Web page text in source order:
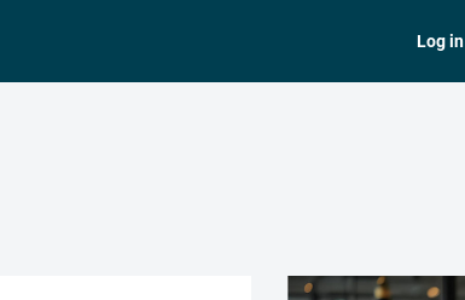
Log in